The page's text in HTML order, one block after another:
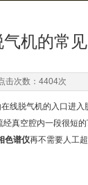
机的常
击次数：4404次
线脱气机的入口进
真空腔内一段很短的
色谱仪再不需要人工